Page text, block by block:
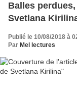
Balles
Svetlana
Publié le 10/08/2018 à
Par Mel lectures